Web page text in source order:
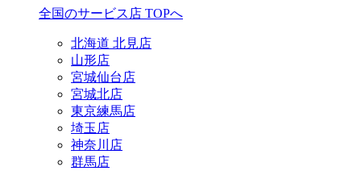
全国のサービス店 TOPへ
北海道 北見店
山形店
宮城仙台店
宮城北店
東京練馬店
埼玉店
神奈川店
群馬店